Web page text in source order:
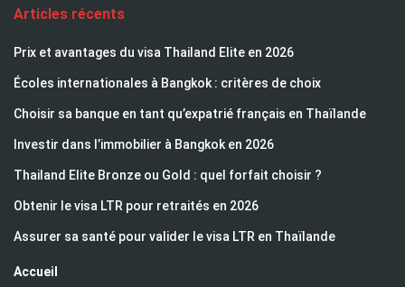
Articles récents
Prix et avantages du visa Thailand Elite en 2026
Écoles internationales à Bangkok : critères de choix
Choisir sa banque en tant qu’expatrié français en Thaïlande
Investir dans l’immobilier à Bangkok en 2026
Thailand Elite Bronze ou Gold : quel forfait choisir ?
Obtenir le visa LTR pour retraités en 2026
Assurer sa santé pour valider le visa LTR en Thaïlande
Accueil